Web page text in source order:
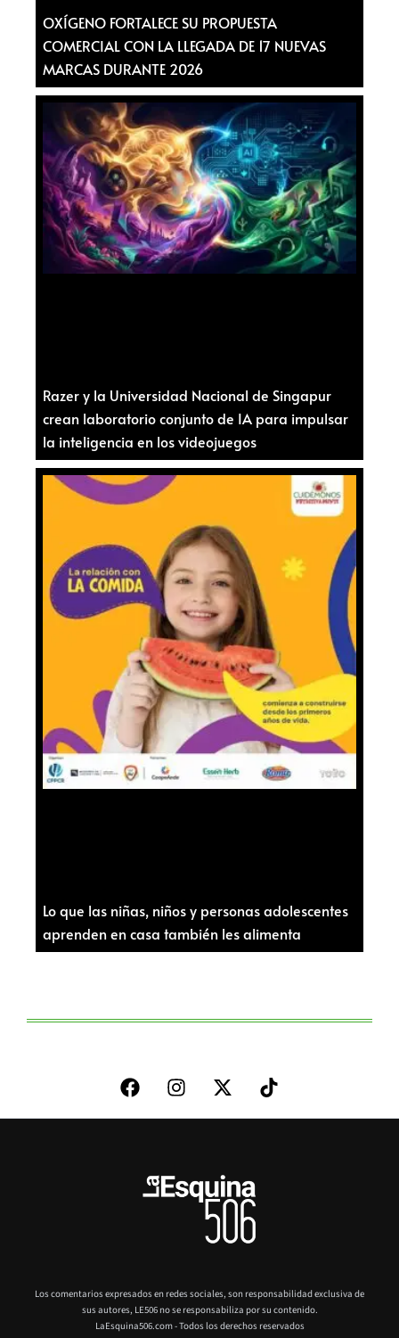
OXÍGENO FORTALECE SU PROPUESTA
COMERCIAL CON LA LLEGADA DE 17 NUEVAS
MARCAS DURANTE 2026
Razer y la Universidad Nacional de Singapur
crean laboratorio conjunto de IA para impulsar
la inteligencia en los videojuegos
Lo que las niñas, niños y personas adolescentes
aprenden en casa también les alimenta
Los comentarios expresados en redes sociales, son responsabilidad exclusiva de
sus autores, LE506 no se responsabiliza por su contenido.
LaEsquina506.com - Todos los derechos reservados